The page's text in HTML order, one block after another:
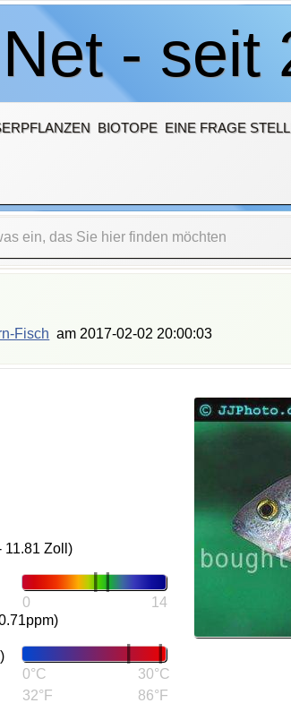
- seit
BIOTOPE EINE FRAGE
Fisch am 2017-02-02 20:00:03
11.81 Zoll)
0 14
0°C
32°F
30°C
86°F